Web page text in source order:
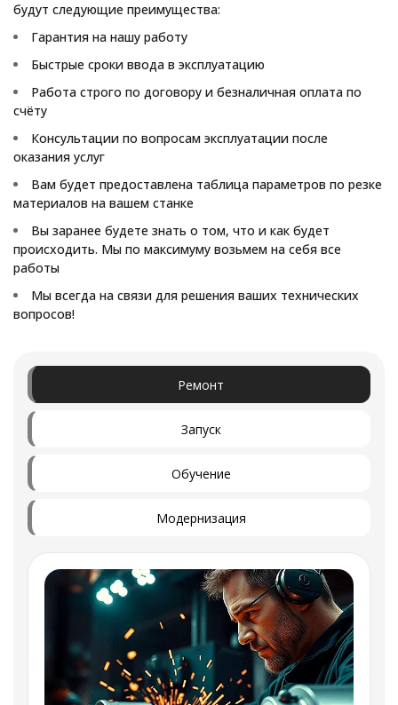
будут следующие преимущества:
Гарантия на нашу работу
Быстрые сроки ввода в эксплуатацию
Работа строго по договору и безналичная оплата по
счёту
Консультации по вопросам эксплуатации после
оказания услуг
Вам будет предоставлена таблица параметров по резке
материалов на вашем станке
Вы заранее будете знать о том, что и как будет
происходить. Мы по максимуму возьмем на себя все
работы
Мы всегда на связи для решения ваших технических
вопросов!
Ремонт
Запуск
Обучение
Модернизация